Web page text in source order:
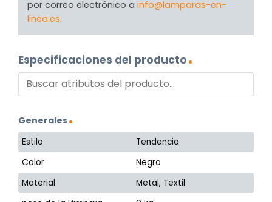
por correo electrónico a info@lamparas-en-
linea.es.
Especificaciones del producto
Generales
Estilo
Tendencia
Color
Negro
Material
Metal, Textil